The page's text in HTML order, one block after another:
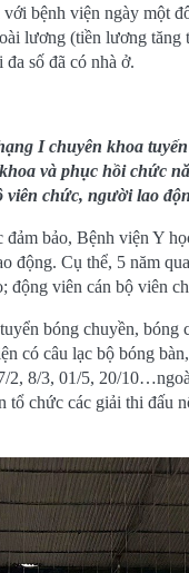
bệnh viện ngày một
lương (tiền lương
số đã có nhà ở.
I chuyên khoa
và phục hồi chức
viên chức, người lao
bảo, Bệnh viện Y
động. Cụ thể, 5 năm
động viên cán bộ viên
bóng chuyền,
có câu lạc bộ bóng
2, 8/3, 01/5, 20/
tổ chức các giải thi đấu